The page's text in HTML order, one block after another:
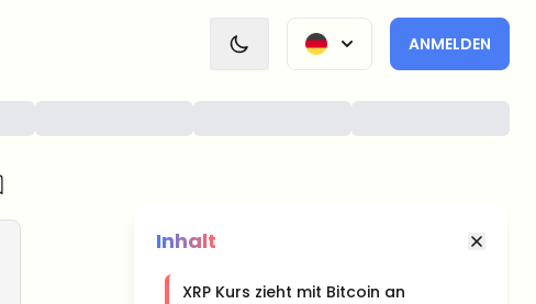
ANMELDEN
Inhalt
XRP Kurs zieht mit Bitcoin an